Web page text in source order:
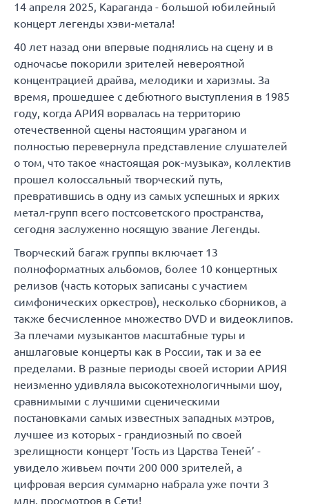
14 апреля 2025, Караганда - большой юбилейный
концерт легенды хэви-метала!
40 лет назад они впервые поднялись на сцену и в
одночасье покорили зрителей невероятной
концентрацией драйва, мелодики и харизмы. За
время, прошедшее с дебютного выступления в 1985
году, когда АРИЯ ворвалась на территорию
отечественной сцены настоящим ураганом и
полностью перевернула представление слушателей
о том, что такое «настоящая рок-музыка», коллектив
прошел колоссальный творческий путь,
превратившись в одну из самых успешных и ярких
метал-групп всего постсоветского пространства,
сегодня заслуженно носящую звание Легенды.
Творческий багаж группы включает 13
полноформатных альбомов, более 10 концертных
релизов (часть которых записаны с участием
симфонических оркестров), несколько сборников, а
также бесчисленное множество DVD и видеоклипов.
За плечами музыкантов масштабные туры и
аншлаговые концерты как в России, так и за ее
пределами. В разные периоды своей истории АРИЯ
неизменно удивляла высокотехнологичными шоу,
сравнимыми с лучшими сценическими
постановками самых известных западных мэтров,
лучшее из которых - грандиозный по своей
зрелищности концерт ‘Гость из Царства Теней’ -
увидело живьем почти 200 000 зрителей, а
цифровая версия суммарно набрала уже почти 3
млн. просмотров в Сети!